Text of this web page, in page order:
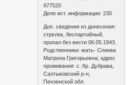
977520
Дело ист. информации: 230
Доп. сведения из донесения:
стрелок, беспартийный,
пропал без вести 06.05.1943.
Родственники: мать- Спиева
Матрена Григорьевна; адрес
проживания: с. Кр. Дубрава,
Салтыковский р-н,
Пензенской обл.